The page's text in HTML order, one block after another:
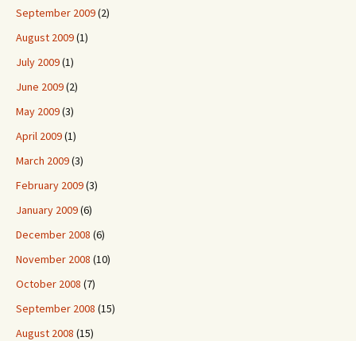
September 2009(2)
August 2009(1)
July 2009(1)
June 2009(2)
May 2009(3)
April 2009(1)
March 2009(3)
February 2009(3)
January 2009(6)
December 2008 (6)
November 2008 (10)
October 2008 (7)
September 2008 (15)
August 2008 (15)